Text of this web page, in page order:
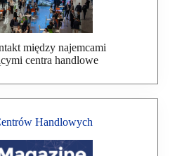
między najemcami
centra handlowe
Handlowych